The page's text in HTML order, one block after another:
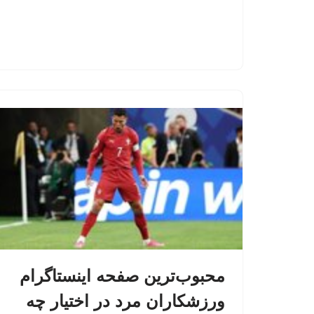
محبوب‌ترین صفحه اینستاگرام
ورزشکاران مرد در اختیار چه